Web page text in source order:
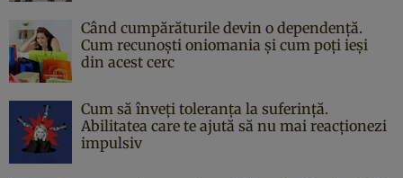
Când cumpărăturile devin o dependență.
Cum recunoști oniomania și cum poți ieși
din acest cerc
Cum să înveți toleranța la suferință.
Abilitatea care te ajută să nu mai reacționezi
impulsiv